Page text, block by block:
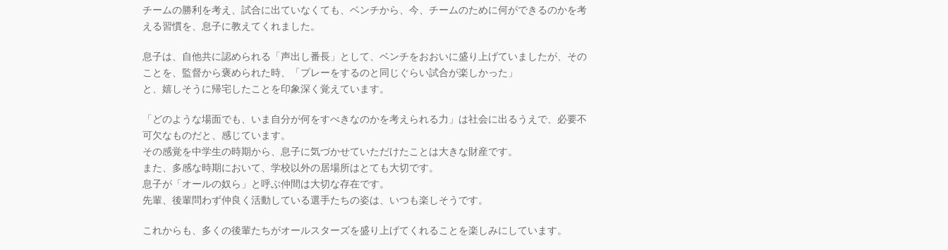
チームの勝利を考え、試合に出ていなくても、ベンチから、今、チームのために何ができるのかを考
える習慣を、息子に教えてくれました。
息子は、自他共に認められる「声出し番長」として、ベンチをおおいに盛り上げていましたが、その
ことを、監督から褒められた時、「プレーをするのと同じぐらい試合が楽しかった」
と、嬉しそうに帰宅したことを印象深く覚えています。
「どのような場面でも、いま自分が何をすべきなのかを考えられる力」は社会に出るうえで、必要不
可欠なものだと、感じています。
その感覚を中学生の時期から、息子に気づかせていただけたことは大きな財産です。
また、多感な時期において、学校以外の居場所はとても大切です。
息子が「オールの奴ら」と呼ぶ仲間は大切な存在です。
先輩、後輩問わず仲良く活動している選手たちの姿は、いつも楽しそうです。
これからも、多くの後輩たちがオールスターズを盛り上げてくれることを楽しみにしています。